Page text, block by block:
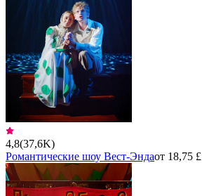
4,8(37,6K)
Романтические шоу Вест-Эндаот 18,75 £